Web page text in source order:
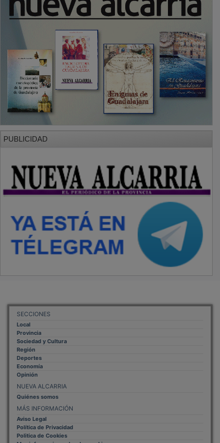
SECCIONES
Local
Provincia
Sociedad y Cultura
Región
Deportes
Economía
Opinión
NUEVA ALCARRIA
Quiénes somos
MÁS INFORMACIÓN
Aviso Legal
Política de Privacidad
Politica de Cookies
Mas informacion sobre las cookies